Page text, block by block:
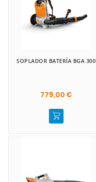
SOPLADOR BATERÍA BGA 300
779,00 €